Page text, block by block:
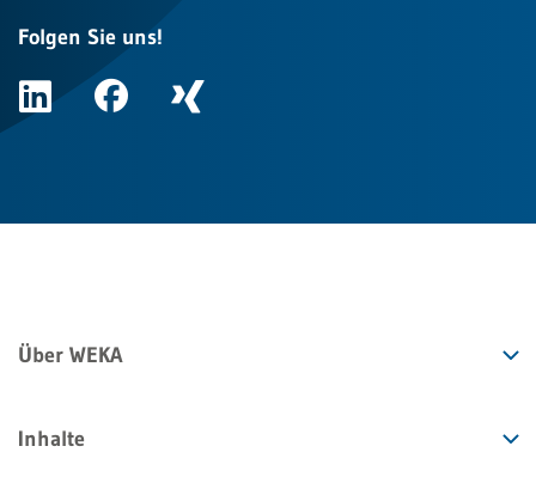
Folgen Sie uns!
Über WEKA
Inhalte